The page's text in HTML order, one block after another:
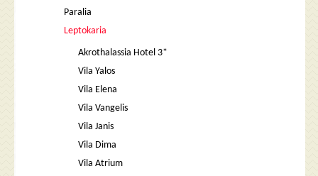
Paralia
Leptokaria
Akrothalassia Hotel 3*
Vila Yalos
Vila Elena
Vila Vangelis
Vila Janis
Vila Dima
Vila Atrium